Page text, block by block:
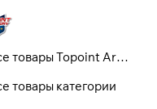
Все товары Topoint Archery
товары категории
только